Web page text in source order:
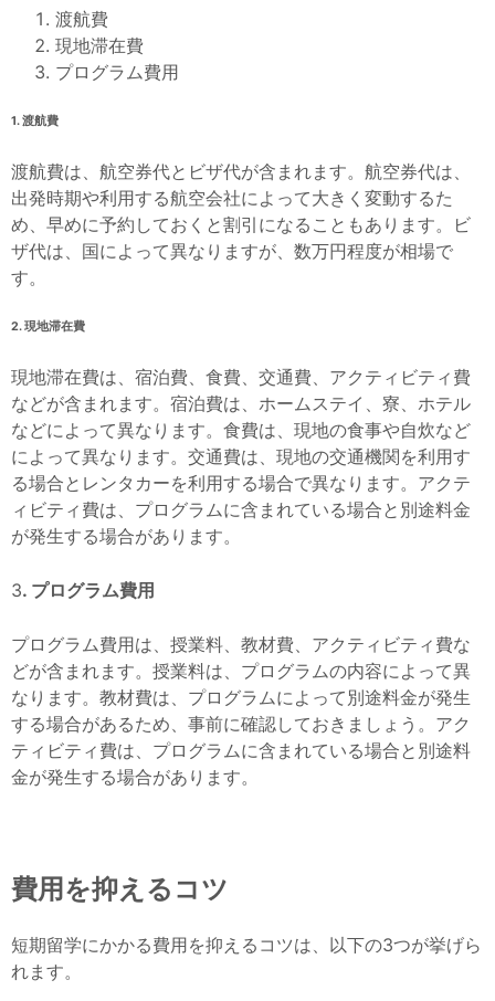
渡航費
現地滞在費
プログラム費用
1. 渡航費
渡航費は、航空券代とビザ代が含まれます。航空券代は、
出発時期や利用する航空会社によって大きく変動するた
め、早めに予約しておくと割引になることもあります。ビ
ザ代は、国によって異なりますが、数万円程度が相場で
す。
2. 現地滞在費
現地滞在費は、宿泊費、食費、交通費、アクティビティ費
などが含まれます。宿泊費は、ホームステイ、寮、ホテル
などによって異なります。食費は、現地の食事や自炊など
によって異なります。交通費は、現地の交通機関を利用す
る場合とレンタカーを利用する場合で異なります。アクテ
ィビティ費は、プログラムに含まれている場合と別途料金
が発生する場合があります。
3. プログラム費用
プログラム費用は、授業料、教材費、アクティビティ費な
どが含まれます。授業料は、プログラムの内容によって異
なります。教材費は、プログラムによって別途料金が発生
する場合があるため、事前に確認しておきましょう。アク
ティビティ費は、プログラムに含まれている場合と別途料
金が発生する場合があります。
費用を抑えるコツ
短期留学にかかる費用を抑えるコツは、以下の3つが挙げら
れます。